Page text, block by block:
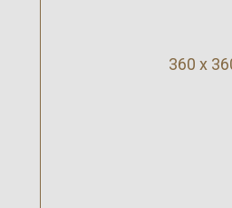
360 x